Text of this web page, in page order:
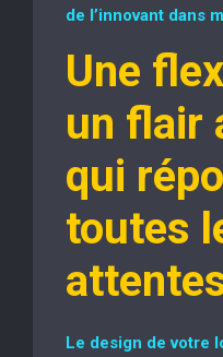
de l’innovant dans
Une
un flair
qui
toutes
Le design de votre